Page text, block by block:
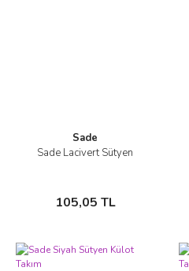
Sade
Sade Lacivert Sütyen
105,05 TL
İncele
Sepete Ekle